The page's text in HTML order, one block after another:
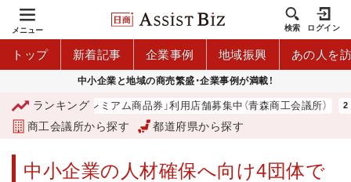
メニュー 検索 ログイン
トップ 新着記事 企業事例 地域振興 あの人を
中小企業と地域の商売繁盛・企業事例が満載！
ランキング
「青森市プレミアム商品券」利用店舗募集中（青森商工会議所）
商工会議所から探す 都道府県から探す
中小企業の人材確保へ向け4団体で